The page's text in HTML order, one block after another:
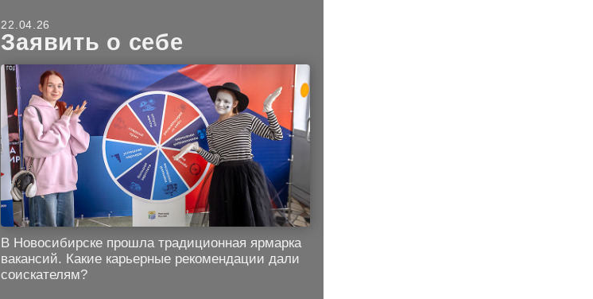
22.04.26
Заявить о себе
В Новосибирске прошла традиционная ярмарка
вакансий. Какие карьерные рекомендации дали
соискателям?